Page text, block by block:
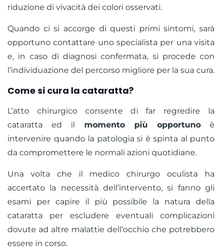
riduzione di vivacità dei colori osservati.
Quando ci si accorge di questi primi sintomi, sarà
opportuno contattare uno specialista per una visita
e, in caso di diagnosi confermata, si procede con
l’individuazione del percorso migliore per la sua cura.
Come si cura la cataratta?
L’atto chirurgico consente di far regredire la
cataratta ed il momento più opportunoè
intervenire quando la patologia si è spinta al punto
da compromettere le normali azioni quotidiane.
Una volta che il medico chirurgo oculista ha
accertato la necessità dell’intervento, si fanno gli
esami per capire il più possibile la natura della
cataratta per escludere eventuali complicazioni
dovute ad altre malattie dell’occhio che potrebbero
essere in corso.